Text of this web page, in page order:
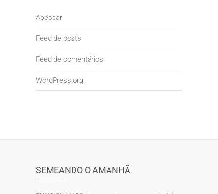
Acessar
Feed de posts
Feed de comentários
WordPress.org
SEMEANDO O AMANHÃ